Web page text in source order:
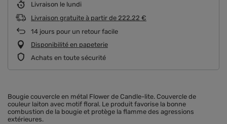
Livraison le lundi
Livraison gratuite à partir de 222,22 €
14 jours pour un retour facile
Disponibilité en papeterie
Achats en toute sécurité
Bougie couvercle en métal Flower de Candle-lite. Couvercle de
couleur laiton avec motif floral. Le produit favorise la bonne
combustion de la bougie et protège la flamme des agressions
extérieures.